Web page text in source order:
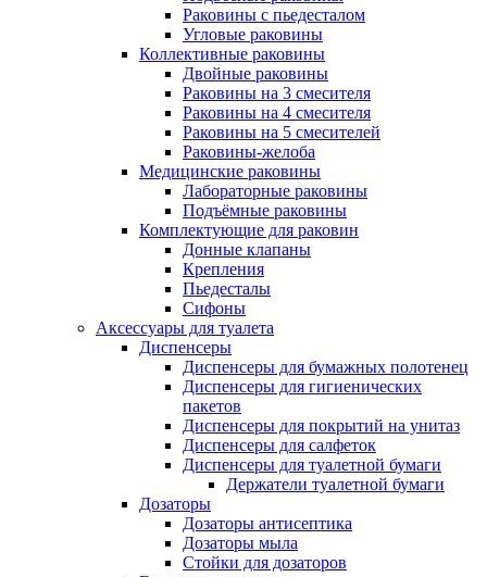
Раковины с пьедесталом
Угловые раковины
Коллективные раковины
Двойные раковины
Раковины на 3 смесителя
Раковины на 4 смесителя
Раковины на 5 смесителей
Раковины-желоба
Медицинские раковины
Лабораторные раковины
Подъёмные раковины
Комплектующие для раковин
Донные клапаны
Крепления
Пьедесталы
Сифоны
Аксессуары для туалета
Диспенсеры
Диспенсеры для бумажных полотенец
Диспенсеры для гигиенических
пакетов
Диспенсеры для покрытий на унитаз
Диспенсеры для салфеток
Диспенсеры для туалетной бумаги
Держатели туалетной бумаги
Дозаторы
Дозаторы антисептика
Дозаторы мыла
Стойки для дозаторов